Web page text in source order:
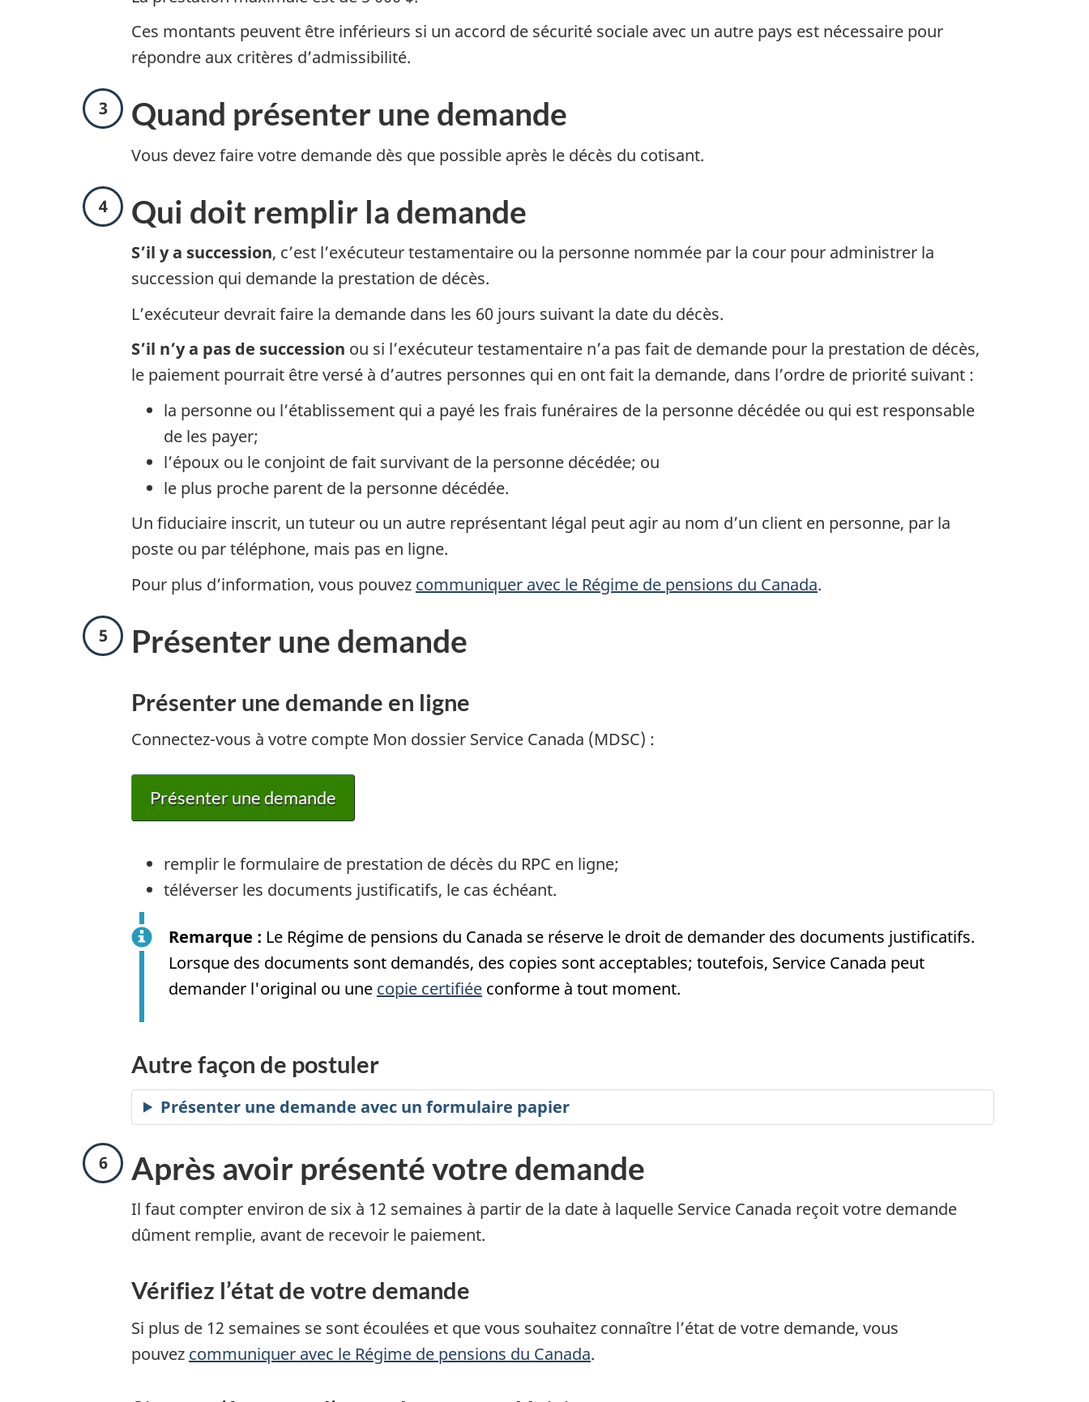
2
Ces montants peuvent être inférieurs si un accord de sécurité sociale avec un autre pays est nécessaire pour
répondre aux critères d’admissibilité.
É
t
p
e
3
Quand présenter une demande
Vous devez faire votre demande dès que possible après le décès du cotisant.
É
t
a
p
e
4
Qui doit remplir la demande
S’il y a succession, c’est l’exécuteur testamentaire ou la personne nommée par la cour pour administrer la
succession qui demande la prestation de décès.
L’exécuteur devrait faire la demande dans les 60 jours suivant la date du décès.
S’il n’y a pas de succession ou si l’exécuteur testamentaire n’a pas fait de demande pour la prestation de décès,
le paiement pourrait être versé à d’autres personnes qui en ont fait la demande, dans l’ordre de priorité suivant :
la personne ou l’établissement qui a payé les frais funéraires de la personne décédée ou qui est responsable
de les payer;
l’époux ou le conjoint de fait survivant de la personne décédée; ou
le plus proche parent de la personne décédée.
Un fiduciaire inscrit, un tuteur ou un autre représentant légal peut agir au nom d’un client en personne, par la
poste ou par téléphone, mais pas en ligne.
Pour plus d’information, vous pouvez communiquer avec le Régime de pensions du Canada.
É
a
p
5
Présenter une demande
Présenter une demande en ligne
Connectez-vous à votre compte Mon dossier Service Canada (MDSC) :
Présenter une demande
remplir le formulaire de prestation de décès du RPC en ligne;
téléverser les documents justificatifs, le cas échéant.
Remarque : Le Régime de pensions du Canada se réserve le droit de demander des documents justificatifs.
Lorsque des documents sont demandés, des copies sont acceptables; toutefois, Service Canada peut
demander l'original ou une copie certifiée conforme à tout moment.
Autre façon de postuler
Présenter une demande avec un formulaire papier
É
t
a
p
e
6
Après avoir présenté votre demande
Il faut compter environ de six à 12 semaines à partir de la date à laquelle Service Canada reçoit votre demande
dûment remplie, avant de recevoir le paiement.
Vérifiez l’état de votre demande
Si plus de 12 semaines se sont écoulées et que vous souhaitez connaître l’état de votre demande, vous
pouvez communiquer avec le Régime de pensions du Canada.